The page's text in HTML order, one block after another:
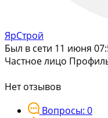
ЯрСтрой
Был в сети 11 июня
Частное лицо
Нет отзывов
Вопросы: 0